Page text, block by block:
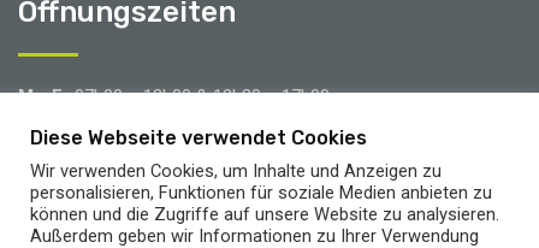
Öffnungszeiten
Mo-Fr07h00 – 12h00 & 12h30 – 17h00
Sa08h00 – 12h00
Brücken- & Urlaubstage
Diese Webseite verwendet Cookies
Wir verwenden Cookies, um Inhalte und Anzeigen zu
personalisieren, Funktionen für soziale Medien anbieten zu
können und die Zugriffe auf unsere Website zu analysieren.
Außerdem geben wir Informationen zu Ihrer Verwendung